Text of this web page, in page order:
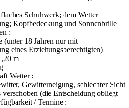
Schuhwerk; dem Wetter
Kopfbedeckung und Sonnenbrille
:
(unter 18 Jahren nur mit
eines Erziehungsberechtigten)
m
Wetter :
Gewitterneigung, schlechter Sicht
(die Entscheidung obliegt
/ Termine :